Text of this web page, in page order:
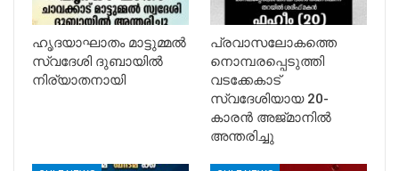
ഹൃദയാഘാതം മാട്ടുമ്മൽ
സ്വദേശി ദുബായിൽ
നിര്യാതനായി
പ്രവാസലോകത്തെ
നൊമ്പരപ്പെടുത്തി
വടക്കേകാട്
സ്വദേശിയായ 20-
കാരൻ അജ്മാനിൽ
അന്തരിച്ചു